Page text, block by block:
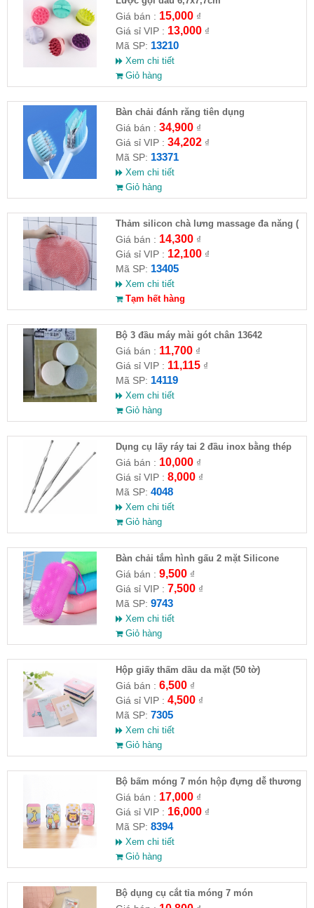
Giá bán : 15,000₫
Giá sỉ VIP : 13,000₫
Mã SP: 13210
Xem chi tiết
Giỏ hàng
Bàn chải đánh răng tiên dụng
Giá bán : 34,900₫
Giá sỉ VIP : 34,202₫
Mã SP: 13371
Xem chi tiết
Giỏ hàng
Thảm silicon chà lưng massage đa năng (
F ull VAT)
Giá bán : 14,300₫
Giá sỉ VIP : 12,100₫
Mã SP: 13405
Xem chi tiết
Tạm hết hàng
Bộ 3 đầu máy mài gót chân 13642
Giá bán : 11,700₫
Giá sỉ VIP : 11,115₫
Mã SP: 14119
Xem chi tiết
Giỏ hàng
Dụng cụ lấy ráy tai 2 đầu inox bằng thép
không gỉ
Giá bán : 10,000₫
Giá sỉ VIP : 8,000₫
Mã SP: 4048
Xem chi tiết
Giỏ hàng
Bàn chải tắm hình gấu 2 mặt Silicone
Giá bán : 9,500₫
Giá sỉ VIP : 7,500₫
Mã SP: 9743
Xem chi tiết
Giỏ hàng
Hộp giấy thấm dầu da mặt (50 tờ)
Giá bán : 6,500₫
Giá sỉ VIP : 4,500₫
Mã SP: 7305
Xem chi tiết
Giỏ hàng
Bộ bấm móng 7 món hộp đựng dễ thương
Giá bán : 17,000₫
Giá sỉ VIP : 16,000₫
Mã SP: 8394
Xem chi tiết
Giỏ hàng
Bộ dụng cụ cắt tỉa móng 7 món